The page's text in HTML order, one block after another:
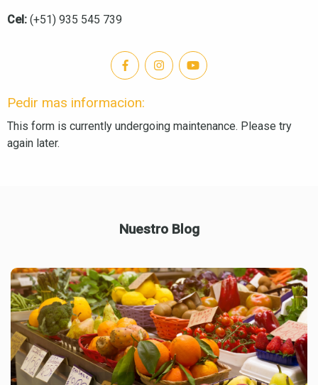
Cel: (+51) 935 545 739
Pedir mas informacion:
This form is currently undergoing maintenance. Please try
again later.
Nuestro Blog